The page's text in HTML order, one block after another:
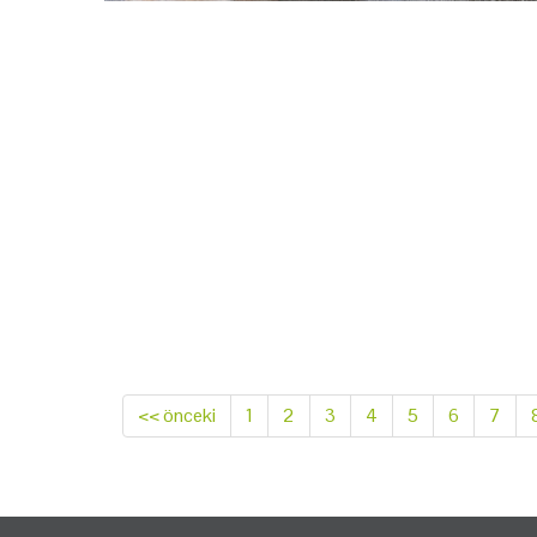
<< önceki 1 2 3 4 5 6 7